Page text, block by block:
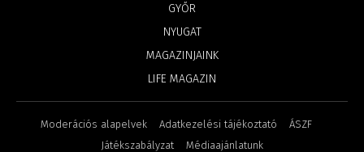
GYŐR
NYUGAT
MAGAZINJAINK
LIFE MAGAZIN
Moderációs alapelvek Adatkezelési tájékoztató
ÁSZF
Játékszabályzat
Médiaajánlatunk